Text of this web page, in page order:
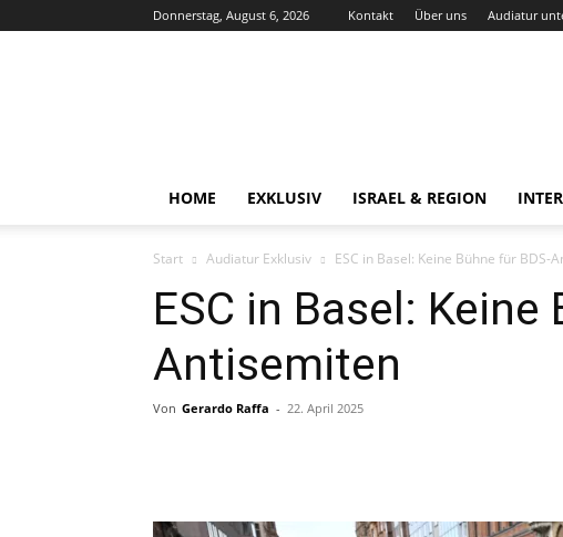
Donnerstag, August 6, 2026 Kontakt Über uns Audiatur
HOME EXKLUSIV ISRAEL & REGION
Start Audiatur Exklusiv ESC in Basel: Keine Bühne für BDS-
ESC in Basel: Keine
Antisemiten
Von Gerardo Raffa - 22. April 2025